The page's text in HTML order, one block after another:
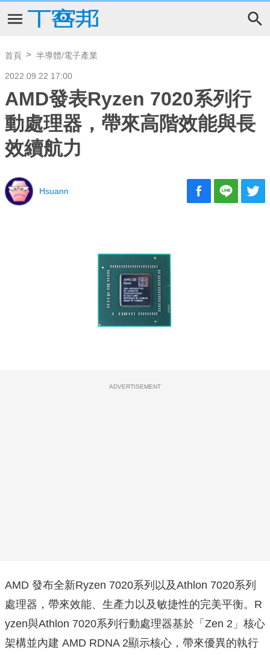
首頁 半導體/電子產業
2022.09.22 17:00
AMD發表Ryzen 7020系列行
動處理器，帶來高階效能與長
效續航力
Hsuann
ADVERTISEMENT
AMD 發布全新Ryzen 7020系列以及Athlon 7020系列
處理器，帶來效能、生產力以及敏捷性的完美平衡。R
yzen與Athlon 7020系列行動處理器基於「Zen 2」核心
架構並內建 AMD RDNA 2顯示核心，帶來優異的執行